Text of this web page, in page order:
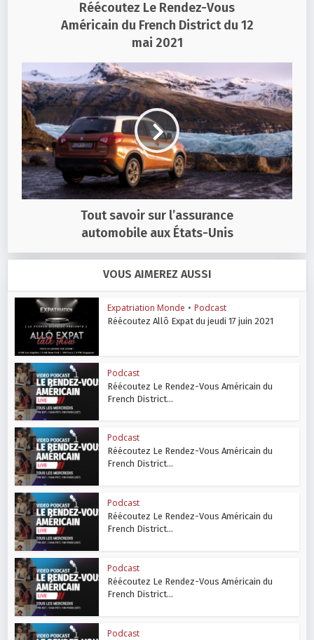
Réécoutez Le Rendez-Vous
Américain du French District du 12
mai 2021
Tout savoir sur l’assurance
automobile aux États-Unis
VOUS AIMEREZ AUSSI
Expatriation Monde • Podcast
Réécoutez Allô Expat du jeudi 17 juin 2021
Podcast
Réécoutez Le Rendez-Vous Américain du
French District...
Podcast
Réécoutez Le Rendez-Vous Américain du
French District...
Podcast
Réécoutez Le Rendez-Vous Américain du
French District...
Podcast
Réécoutez Le Rendez-Vous Américain du
French District...
Podcast